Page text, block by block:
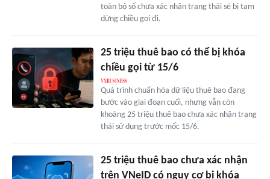
toàn bộ số chưa xác nhận trạng thái sẽ bị tạm
dừng chiều gọi đi.
25 triệu thuê bao có thể bị khóa
chiều gọi từ 15/6
Quá trình chuẩn hóa dữ liệu thuê bao đang
bước vào giai đoạn cuối, nhưng vẫn còn
khoảng 25 triệu thuê bao chưa xác nhận trạng
thái sử dụng trước mốc 15/6.
25 triệu thuê bao chưa xác nhận
trên VNeID có nguy cơ bị khóa